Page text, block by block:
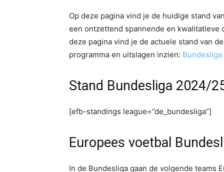
Op deze pagina vind je de huidige stand
een ontzettend spannende en kwalitatieve
deze pagina vind je de actuele stand van
programma en uitslagen inzien:
Stand Bundesliga 2024/
[efb-standings league=”de_bundesliga”]
Europees voetbal
In de Bundesliga gaan de volgende teams